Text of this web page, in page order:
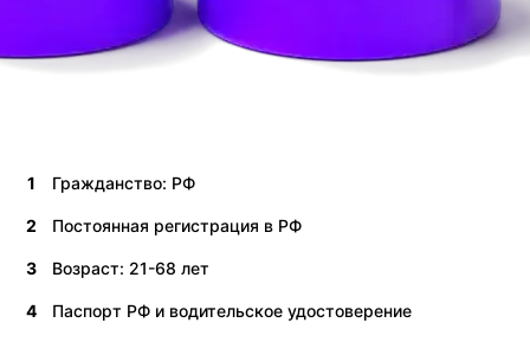
1 Гражданство: РФ
2 Постоянная регистрация в РФ
3 Возраст: 21-68 лет
4 Паспорт РФ и водительское удостоверение